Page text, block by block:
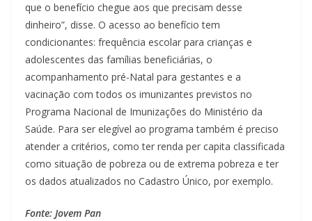
que o benefício chegue aos que precisam desse
dinheiro”, disse. O acesso ao benefício tem
condicionantes: frequência escolar para crianças e
adolescentes das famílias beneficiárias, o
acompanhamento pré-Natal para gestantes e a
vacinação com todos os imunizantes previstos no
Programa Nacional de Imunizações do Ministério da
Saúde. Para ser elegível ao programa também é preciso
atender a critérios, como ter renda per capita classificada
como situação de pobreza ou de extrema pobreza e ter
os dados atualizados no Cadastro Único, por exemplo.
Fonte: Jovem Pan